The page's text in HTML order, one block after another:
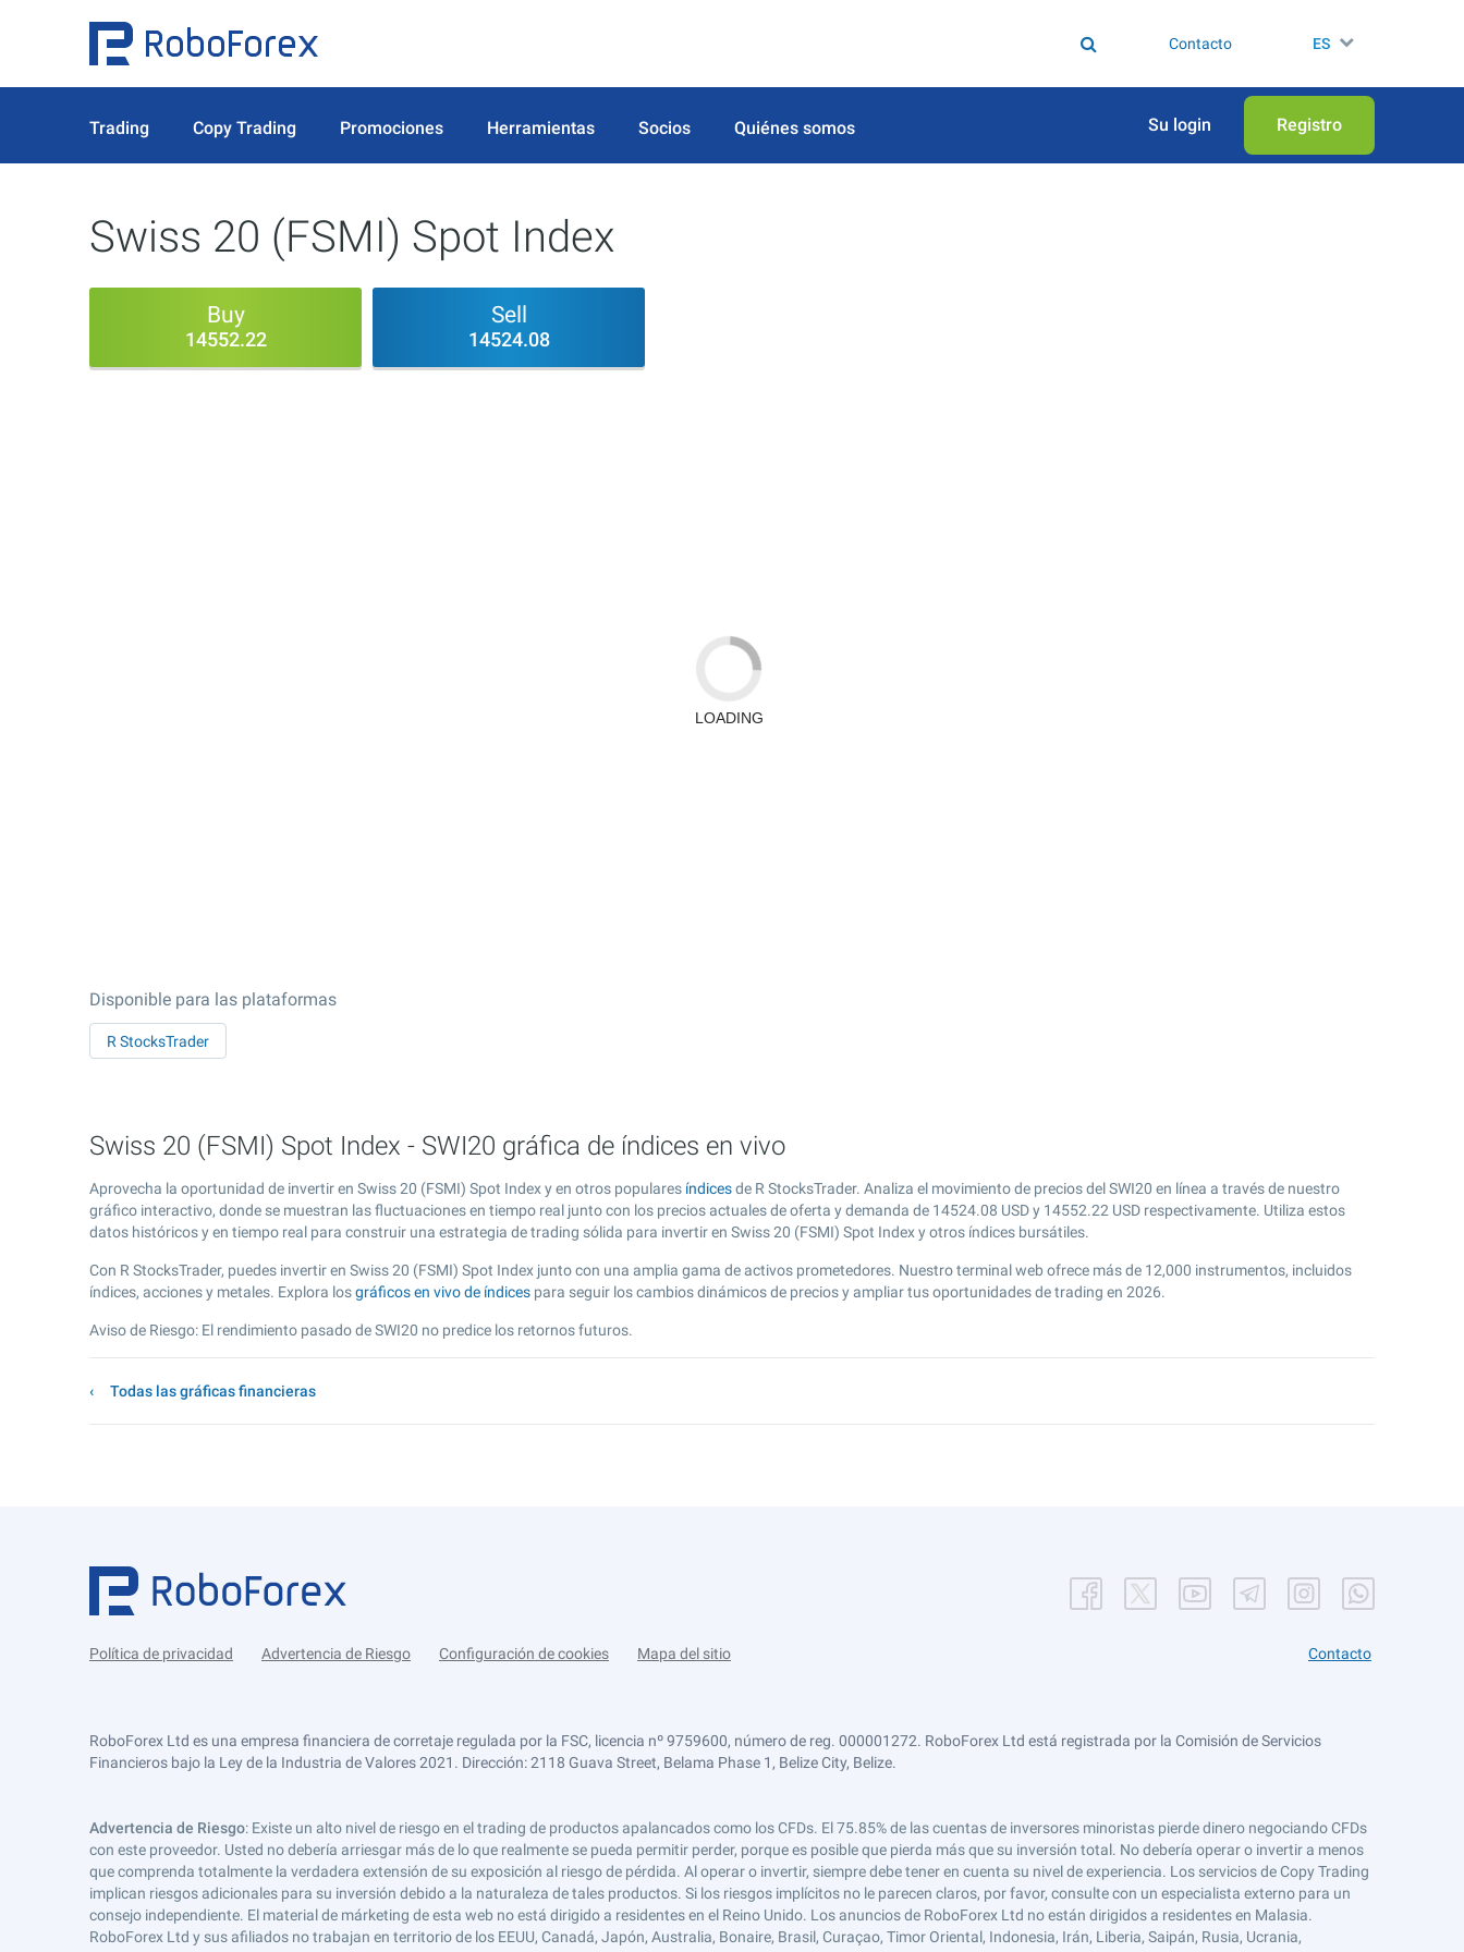
Contacto ES
Trading Copy Trading Promociones Herramientas Socios Quiénes somos Su login Registro
Swiss 20 (FSMI) Spot Index
Buy
14552.22
Sell
14524.08
Disponible para las plataformas
R StocksTrader
Swiss 20 (FSMI) Spot Index - SWI20 gráfica de índices en vivo
Aprovecha la oportunidad de invertir en Swiss 20 (FSMI) Spot Index y en otros populares índicesde R StocksTrader. Analiza el movimiento de precios del SWI20 en línea a través de nuestro
gráfico interactivo, donde se muestran las fluctuaciones en tiempo real junto con los precios actuales de oferta y demanda de 14524.08 USD y 14552.22 USD respectivamente. Utiliza estos
datos históricos y en tiempo real para construir una estrategia de trading sólida para invertir en Swiss 20 (FSMI) Spot Index y otros índices bursátiles.
Con R StocksTrader, puedes invertir en Swiss 20 (FSMI) Spot Index junto con una amplia gama de activos prometedores. Nuestro terminal web ofrece más de 12,000 instrumentos, incluidos
índices, acciones y metales. Explora losgráficos en vivo de índices para seguir los cambios dinámicos de precios y ampliar tus oportunidades de trading en 2026.
Aviso de Riesgo: El rendimiento pasado de SWI20 no predice los retornos futuros.
Todas las gráficas financieras
Política de privacidad Advertencia de Riesgo Configuración de cookies Mapa del sitio Contacto
RoboForex Ltd es una empresa financiera de corretaje regulada por la FSC, licencia nº 9759600, número de reg. 000001272. RoboForex Ltd está registrada por la Comisión de Servicios
Financieros bajo la Ley de la Industria de Valores 2021. Dirección: 2118 Guava Street, Belama Phase 1, Belize City, Belize.
Advertencia de Riesgo: Existe un alto nivel de riesgo en el trading de productos apalancados como los CFDs. El 75.85% de las cuentas de inversores minoristas pierde dinero negociando CFDs
con este proveedor. Usted no debería arriesgar más de lo que realmente se pueda permitir perder, porque es posible que pierda más que su inversión total. No debería operar o invertir a menos
que comprenda totalmente la verdadera extensión de su exposición al riesgo de pérdida. Al operar o invertir, siempre debe tener en cuenta su nivel de experiencia. Los servicios de Copy Trading
implican riesgos adicionales para su inversión debido a la naturaleza de tales productos. Si los riesgos implícitos no le parecen claros, por favor, consulte con un especialista externo para un
consejo independiente. El material de márketing de esta web no está dirigido a residentes en el Reino Unido. Los anuncios de RoboForex Ltd no están dirigidos a residentes en Malasia.
RoboForex Ltd y sus afiliados no trabajan en territorio de los EEUU, Canadá, Japón, Australia, Bonaire, Brasil, Curaçao, Timor Oriental, Indonesia, Irán, Liberia, Saipán, Rusia, Ucrania,